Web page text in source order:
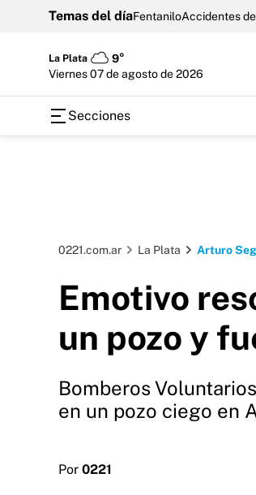
Temas del díaFentaniloAccidentes
La Plata
9°
viernes 07 de agosto de 2026
Secciones
0221.com.ar La Plata Arturo
Emotivo
un pozo y
Bomberos
en un pozo ciego en
Por 0221